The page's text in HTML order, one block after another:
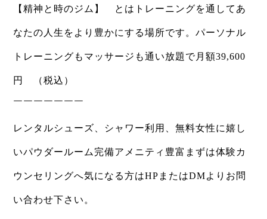
【精神と時のジム】 とはトレーニングを通してあ
なたの人生をより豊かにする場所です。パーソナル
トレーニングもマッサージも通い放題で月額39,600
円 （税込）
￣￣￣￣￣￣￣
レンタルシューズ、シャワー利用、無料女性に嬉し
いパウダールーム完備アメニティ豊富まずは体験カ
ウンセリングへ気になる方はHPまたはDMよりお問
い合わせ下さい。